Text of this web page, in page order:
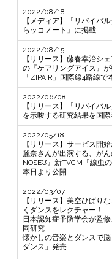
2022/08/18
【メディア】「リバイバ
らッコノート』に掲載
2022/08/15
【リリース】藤春幸治シ
の『ケアリングアイス』が
「ZIPAIR」国際線4路線で
2022/06/08
【リリース】「リバイバ
を示唆する研究結果を国
2022/05/18
【リリース】サービス開
麗奈さんが出演する、が
NOSE®』新TVCM「線虫
本日より公開
2022/03/07
【リリース】美空ひばり
くダンスをレクチャー！
日本認知症予防学会が監
同研究
懐かしの音楽とダンスで
ダンス」発売